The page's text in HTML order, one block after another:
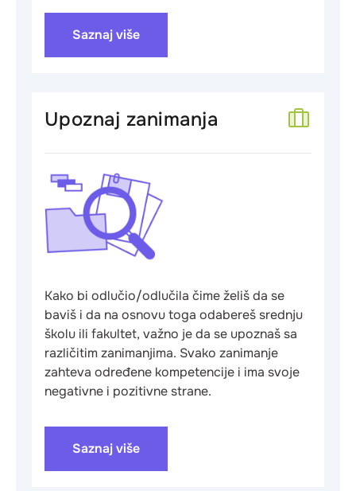
Saznaj više
Upoznaj zanimanja
Kako bi odlučio/odlučila čime želiš da se
baviš i da na osnovu toga odabereš srednju
školu ili fakultet, važno je da se upoznaš sa
različitim zanimanjima. Svako zanimanje
zahteva određene kompetencije i ima svoje
negativne i pozitivne strane.
Saznaj više